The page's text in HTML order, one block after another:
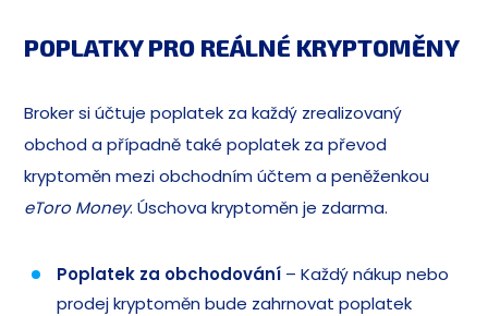
POPLATKY PRO REÁLNÉ KRYPTOMĚNY
Broker si účtuje poplatek za každý zrealizovaný
obchod a případně také poplatek za převod
kryptoměn mezi obchodním účtem a peněženkou
eToro Money. Úschova kryptoměn je zdarma.
Poplatek za obchodování – Každý nákup nebo
prodej kryptoměn bude zahrnovat poplatek